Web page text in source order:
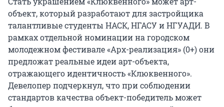
объект, который разработают для застройщика
талантливые студенты НАСК, НГАСУ и НГУАДИ. В
рамках отдельной номинации на городском
молодежном фестивале «Арх-реализация» (0+) они
предложат реальные идеи арт-объекта,
отражающего идентичность «Клюквенного».
Девелопер подчеркнул, что при соблюдении
стандартов качества объект-победитель может